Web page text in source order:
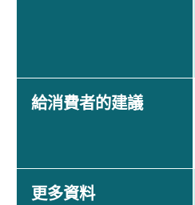
給消費者的建議
更多資料